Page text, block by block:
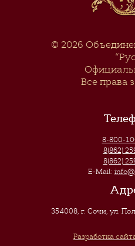
© 2026
Все права
8-800-
8(862)
8(862)
E-Mail:
354008, г. Сочи,ул.
Разработка